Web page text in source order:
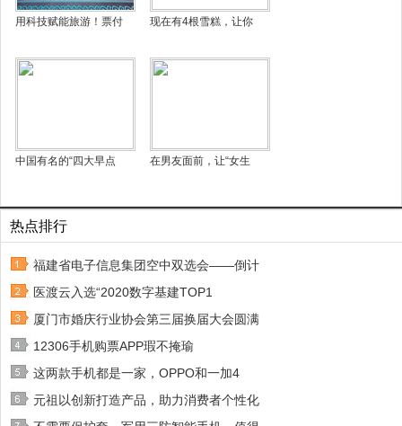
用科技赋能旅游！票付 现在有4根雪糕，让你
中国有名的“四大早点 在男友面前，让“女生
热点排行
福建省电子信息集团空中双选会——倒计
医渡云入选“2020数字基建TOP1
厦门市婚庆行业协会第三届换届大会圆满
12306手机购票APP瑕不掩瑜
这两款手机都是一家，OPPO和一加4
元祖以创新打造产品，助力消费者个性化